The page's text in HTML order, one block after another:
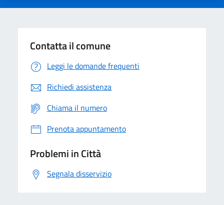
Contatta il comune
Leggi le domande frequenti
Richiedi assistenza
Chiama il numero
Prenota appuntamento
Problemi in Città
Segnala disservizio